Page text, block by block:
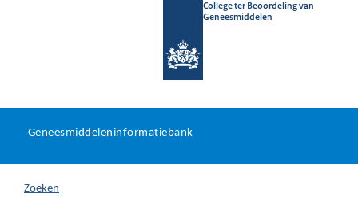
College ter Beoordeling van
Geneesmiddelen
U
hier:
Geneesmiddeleninformatiebank
Zoeken